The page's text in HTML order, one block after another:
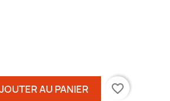
AU PANIER favorite_border